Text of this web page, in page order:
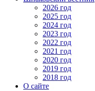
2026 год
2025 год
2024 год
2023 год
2022 год
2021 год
2020 год
2019 год
2018 год
О сайте